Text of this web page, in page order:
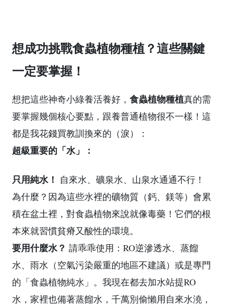
想成功挑戰食蟲植物種植？這些關鍵
一定要掌握！
想把這些神奇小綠養活養好， 食蟲植物種植真的需
要掌握幾個核心要點，跟養普通植物很不一樣！這
都是我花錢買教訓換來的（淚）：
超級重要的「水」：
只用純水！ 自來水、礦泉水、山泉水通通不行！
為什麼？因為這些水裡的礦物質（鈣、鎂等）會累
積在盆土裡，對食蟲植物來說就像毒藥！它們的根
本來就習慣貧瘠又酸性的環境。
要用什麼水？ 請乖乖使用：RO逆滲透水、蒸餾
水、雨水（空氣污染嚴重的地區不建議）或是專門
的「食蟲植物純水」。我現在都去加水站提RO
水，家裡也備著蒸餾水，千萬別偷懶用自來水澆，